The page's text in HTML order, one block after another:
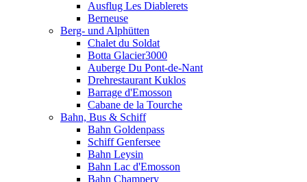
Ausflug Les Diablerets
Berneuse
Berg- und Alphütten
Chalet du Soldat
Botta Glacier3000
Auberge Du Pont-de-Nant
Drehrestaurant Kuklos
Barrage d'Emosson
Cabane de la Tourche
Bahn, Bus & Schiff
Bahn Goldenpass
Schiff Genfersee
Bahn Leysin
Bahn Lac d'Emosson
Bahn Champery